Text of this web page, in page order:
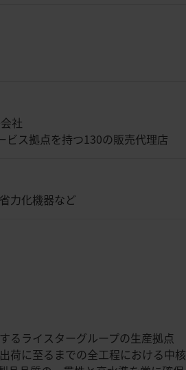
社
ビス拠点を持つ130の販売代理店
力化機器など
るライスターグループの生産拠点
荷に至るまでの全工程における中核